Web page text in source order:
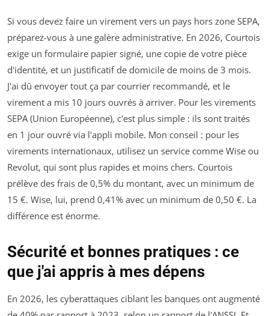
Si vous devez faire un virement vers un pays hors zone SEPA,
préparez-vous à une galère administrative. En 2026, Courtois
exige un formulaire papier signé, une copie de votre pièce
d'identité, et un justificatif de domicile de moins de 3 mois.
J'ai dû envoyer tout ça par courrier recommandé, et le
virement a mis 10 jours ouvrés à arriver. Pour les virements
SEPA (Union Européenne), c'est plus simple : ils sont traités
en 1 jour ouvré via l'appli mobile. Mon conseil : pour les
virements internationaux, utilisez un service comme Wise ou
Revolut, qui sont plus rapides et moins chers. Courtois
prélève des frais de 0,5% du montant, avec un minimum de
15 €. Wise, lui, prend 0,41% avec un minimum de 0,50 €. La
différence est énorme.
Sécurité et bonnes pratiques : ce
que j'ai appris à mes dépens
En 2026, les cyberattaques ciblant les banques ont augmenté